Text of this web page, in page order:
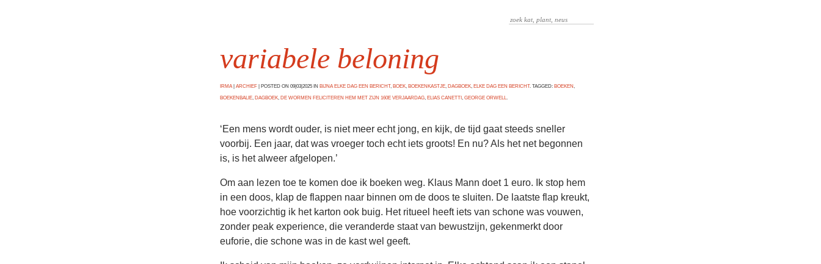
variabele beloning
IRMA ARCHIEF POSTED ON 09|03|2025 IN BIJNA ELKE DAG EEN BERICHT, BOEK BOEKENKASTJE DAGBOEK ELKE DAG EEN BERICHT. TAGGED: BOEKEN
BOEKENBALIE DAGBOEK DE WORMEN FELICITEREN HEM MET ZIJN 160E VERJAARDAG ELIAS CANETTI GEORGE ORWELL
‘Een mens wordt ouder, is niet meer echt jong, en kijk, de tijd gaat steeds sneller
voorbij. Een jaar, dat was vroeger toch echt iets groots! En nu? Als het net begonnen
is, is het alweer afgelopen.’
Om aan lezen toe te komen doe ik boeken weg. Klaus Mann doet 1 euro. Ik stop hem
in een doos, klap de flappen naar binnen om de doos te sluiten. De laatste flap kreukt,
hoe voorzichtig ik het karton ook buig. Het ritueel heeft iets van schone was vouwen,
zonder peak experience, die veranderde staat van bewustzijn, gekenmerkt door
euforie, die schone was in de kast wel geeft.